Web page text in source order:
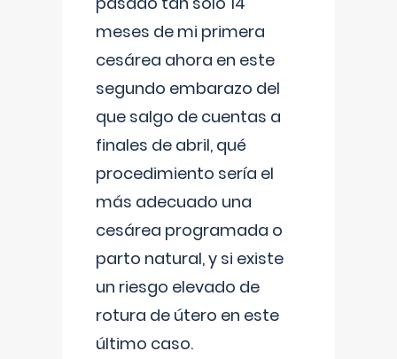
meses de mi primera
cesárea ahora en este
segundo embarazo del
que salgo de cuentas a
finales de abril, qué
procedimiento sería el
más adecuado una
cesárea programada o
parto natural, y si existe
un riesgo elevado de
rotura de útero en este
último caso.